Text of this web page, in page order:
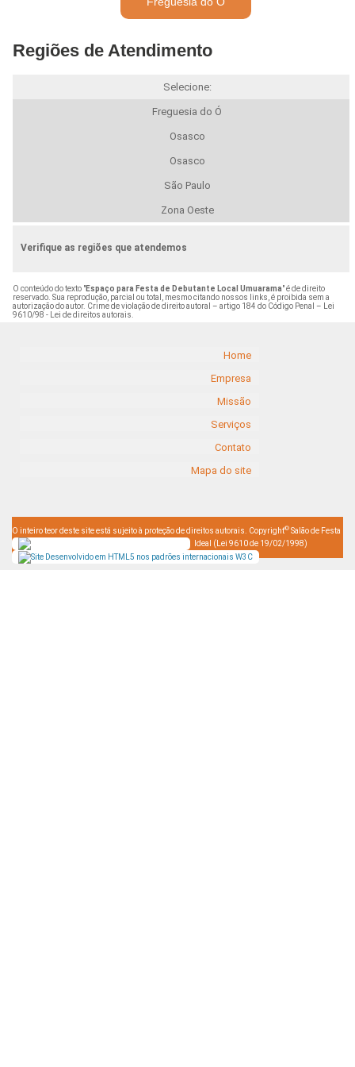
Regiões de Atendimento
Selecione:
Freguesia do Ó
Osasco
Osasco
São Paulo
Zona Oeste
Verifique as regiões que atendemos
O conteúdo do texto "Espaço para Festa de Debutante Local Umuarama" é de direito
reservado. Sua reprodução, parcial ou total, mesmo citando nossos links, é proibida sem a
autorização do autor. Crime de violação de direito autoral – artigo 184 do Código Penal –
Lei
9610/98 - Lei de direitos autorais
Home
Empresa
Missão
Serviços
Contato
Mapa do site
O inteiro teor deste site está sujeito à proteção de direitos autorais. Copyright© Salão de Festa
Ideal (Lei 9610 de 19/02/1998)